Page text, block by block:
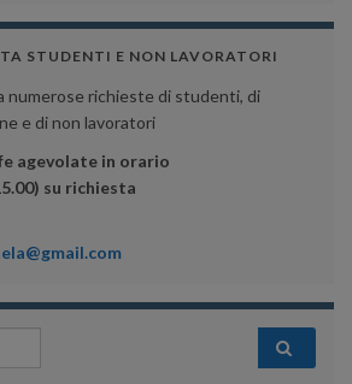
STUDENTI E NON LAVORATORI
numerose richieste di studenti, di
e di non lavoratori
agevolate in orario
su richiesta